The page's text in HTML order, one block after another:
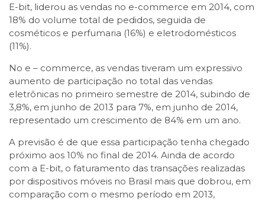
E-bit, liderou as vendas no e-commerce em 2014, com
18% do volume total de pedidos, seguida de
cosméticos e perfumaria (16%) e eletrodomésticos
(11%).
No e – commerce, as vendas tiveram um expressivo
aumento de participação no total das vendas
eletrônicas no primeiro semestre de 2014, subindo de
3,8%, em junho de 2013 para 7%, em junho de 2014,
representado um crescimento de 84% em um ano.
A previsão é de que essa participação tenha chegado
próximo aos 10% no final de 2014. Ainda de acordo
com a E-bit, o faturamento das transações realizadas
por dispositivos móveis no Brasil mais que dobrou, em
comparação com o mesmo período em 2013,